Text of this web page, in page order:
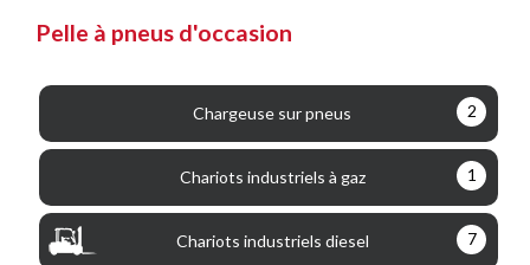
Pelle à pneus d'occasion
Chargeuse sur pneus 2
Chariots industriels à gaz 1
Chariots industriels diesel 7